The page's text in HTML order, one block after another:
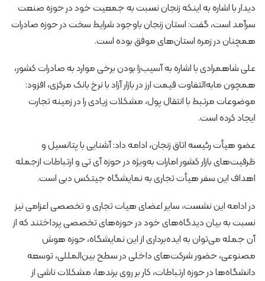
دیدار با اشاره به اینکه زنجان نسبت به جمعیت خود در حوزه صنعت
سرآمد است، گفت: استان زنجان باوجود شرایط سخت در حوزه صادرات
همچنان در زمره استان‌های موفق بوده است.
علی شاهمرادی با اشاره به آسیب‌زا بودن برخی موارد به صادرات کشور،
همچون مابه‌التفاوت قیمت ارز در بازار آزاد با نرخ بانک مرکزی، افزود:
موضوعات مرتبط با انتقال پول، مشکلات زیادی را در زمینه تجارت
ایجاد کرده است.
عضو هیأت رئیسه اتاق زنجان، ادامه داد: آشنایی با پتانسیل و
ظرفیت‌های بازار کشور امارات به‌ویژه در حوزه آی تی و ارتباطات ازجمله
اهداف این سفر هیأت تجاری به نمایشگاه جیتکس دبی است.
در ادامه این نشست، سایر اعضای هیات تجاری و تخصصی اعزامی نیز
نسبت به بیان دیدگاه‌های خود در حوزه‌های تخصصی پرداختند که از
آن جمله می‌توان به ایده‌برداری از این نمایشگاه، حوزه هوش
مصنوعی، حضور شرکت‌های داخلی در سطح بین‌المللی، توسعه
دانشگاه‌ها در حوزه ارتباطات، کار بر روی برندها، مشکلات ناشی از